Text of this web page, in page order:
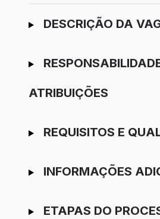
Ir para candidatura
DESCRIÇÃO DA
ATRIBUIÇÕES
REQUISITOS E
INFORMAÇÕES
ETAPAS DO